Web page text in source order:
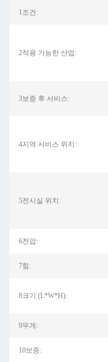
1조건:
2적용 가능한 산업:
3보증 후 서비스:
4지역 서비스 위치:
5전시실 위치:
6전압:
7힘:
8크기 (L*W*H):
9무게:
10보증: